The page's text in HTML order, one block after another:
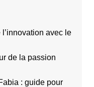
avec le
de la passion
: guide pour